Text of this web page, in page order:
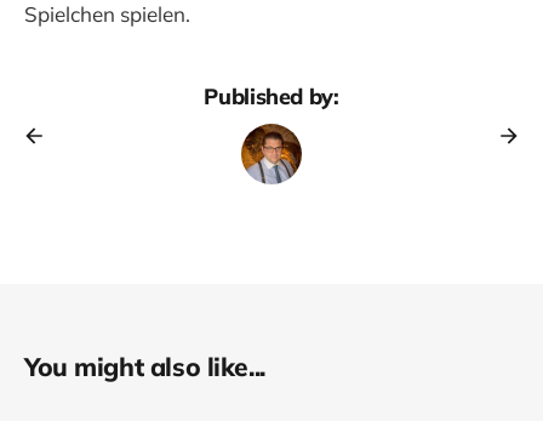
Spielchen spielen.
Published by:
You might also like...